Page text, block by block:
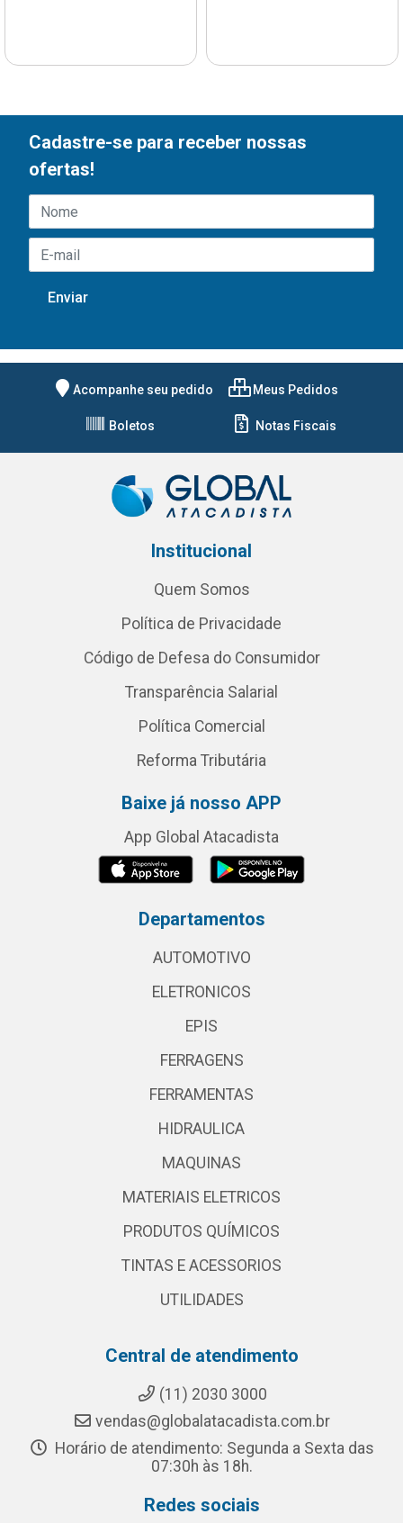
Cadastre-se para receber nossas
ofertas!
Acompanhe seu pedido Meus Pedidos
Boletos Notas Fiscais
Institucional
Quem Somos
Política de Privacidade
Código de Defesa do Consumidor
Transparência Salarial
Política Comercial
Reforma Tributária
Baixe já nosso APP
App Global Atacadista
Departamentos
AUTOMOTIVO
ELETRONICOS
EPIS
FERRAGENS
FERRAMENTAS
HIDRAULICA
MAQUINAS
MATERIAIS ELETRICOS
PRODUTOS QUÍMICOS
TINTAS E ACESSORIOS
UTILIDADES
Central de atendimento
(11) 2030 3000
vendas@globalatacadista.com.br
Horário de atendimento: Segunda a Sexta das
07:30h às 18h.
Redes sociais